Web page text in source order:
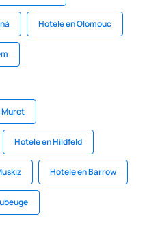
Hotele en Olomouc
Muret
Hotele en Hildfeld
Hotele en Barrow